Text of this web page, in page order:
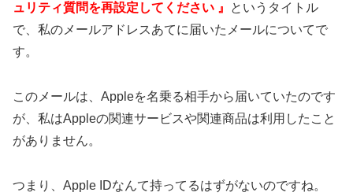
ュリティ質問を再設定してください 』
というタイトル
で、私のメールアドレスあてに届いたメールについてで
す。
このメールは、Appleを名乗る相手から届いていたのです
が、私はAppleの関連サービスや関連商品は利用したこと
がありません。
つまり、Apple IDなんて持ってるはずがないのですね。